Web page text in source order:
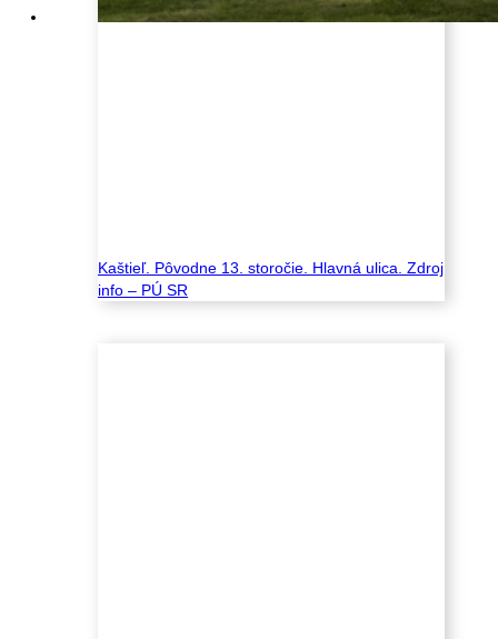
Kaštieľ. Pôvodne 13. storočie. Hlavná ulica. Zdroj
info – PÚ SR